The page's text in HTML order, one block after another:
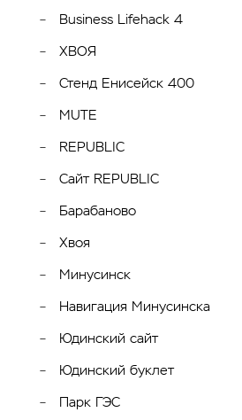
Business Lifehack 4
ХВОЯ
Стенд Енисейск 400
MUTE
REPUBLIC
Сайт REPUBLIC
Барабаново
Хвоя
Минусинск
Навигация Минусинска
Юдинский сайт
Юдинский буклет
Парк ГЭС